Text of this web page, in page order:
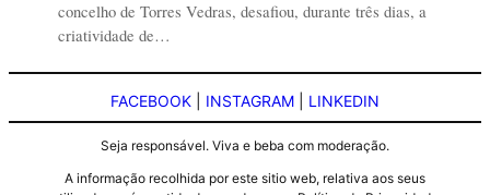
concelho de Torres Vedras, desafiou, durante três dias, a
criatividade de…
FACEBOOK INSTAGRAM LINKEDIN
Seja responsável. Viva e beba com moderação.
A informação recolhida por este sitio web, relativa aos seus